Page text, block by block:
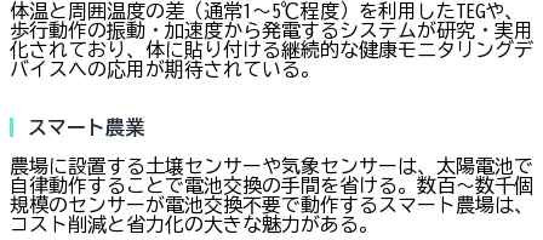
体温と周囲温度の差（通常1〜5℃程度）を利用したTEGや、
歩行動作の振動・加速度から発電するシステムが研究・実用
化されており、体に貼り付ける継続的な健康モニタリングデ
バイスへの応用が期待されている。
スマート農業
農場に設置する土壌センサーや気象センサーは、太陽電池で
自律動作することで電池交換の手間を省ける。数百〜数千個
規模のセンサーが電池交換不要で動作するスマート農場は、
コスト削減と省力化の大きな魅力がある。